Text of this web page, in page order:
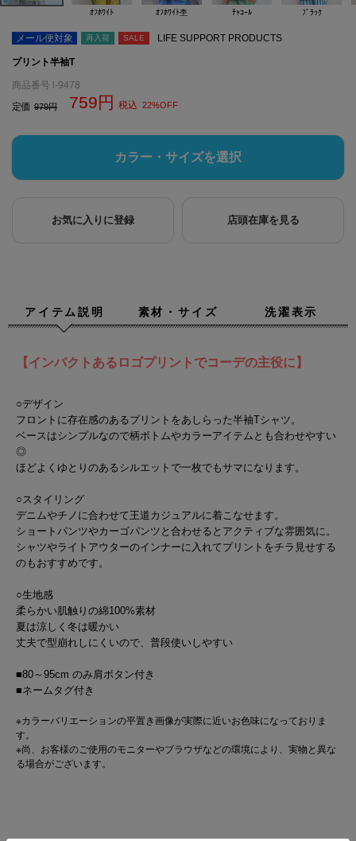
ｵﾌﾎﾜｲﾄ ｵﾌﾎﾜｲﾄ杢 ﾁｬｺｰﾙ ﾌﾞﾗｯｸ
メール便対象 再入荷 SALE LIFE SUPPORT PRODUCTS
プリント半袖T
商品番号 l-9478
定価 979 759 税込 22%OFF
カラー・サイズを選択
お気に入りに登録 店頭在庫を見る
アイテム説明 素材・サイズ 洗濯表示
【インパクトあるロゴプリントでコーデの主役に】
○デザイン
フロントに存在感のあるプリントをあしらった半袖Tシャツ。
ベースはシンプルなので柄ボトムやカラーアイテムとも合わせやすい
◎
ほどよくゆとりのあるシルエットで一枚でもサマになります。
○スタイリング
デニムやチノに合わせて王道カジュアルに着こなせます。
ショートパンツやカーゴパンツと合わせるとアクティブな雰囲気に。
シャツやライトアウターのインナーに入れてプリントをチラ見せする
のもおすすめです。
○生地感
柔らかい肌触りの綿100%素材
夏は涼しく冬は暖かい
丈夫で型崩れしにくいので、普段使いしやすい
■80～95cm のみ肩ボタン付き
■ネームタグ付き
※カラーバリエーションの平置き画像が実際に近いお色味になっておりま
す。
※尚、お客様のご使用のモニターやブラウザなどの環境により、実物と異な
る場合がございます。